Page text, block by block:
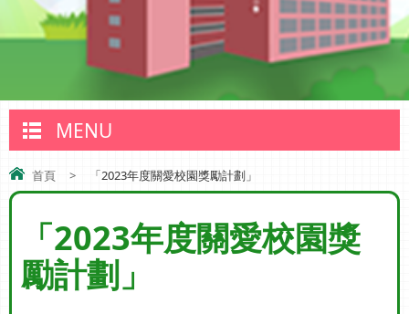
MENU
首頁 > 「2023年度關愛校園獎勵計劃」
「2023年度關愛校園獎
勵計劃」